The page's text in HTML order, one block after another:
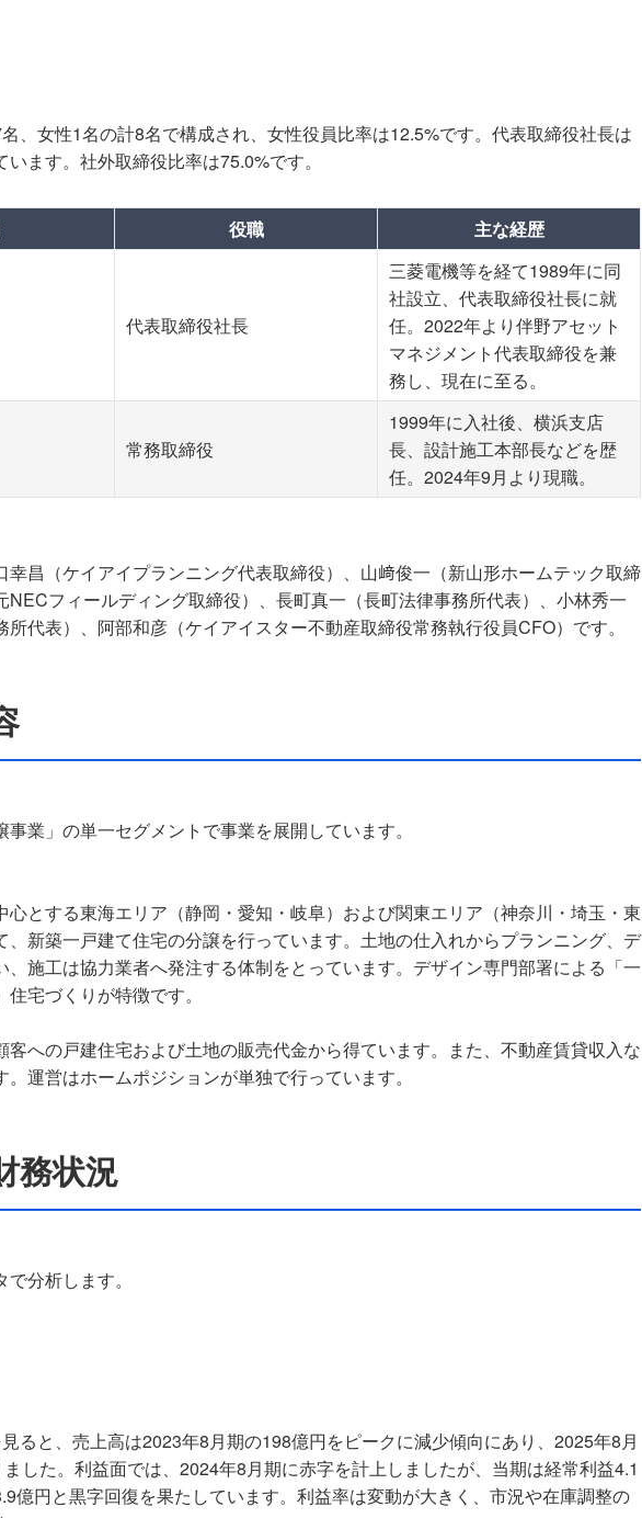
、女性1名の計8名で構成され、女性役員比率は12.5%です。代表取締役社長は
ます。社外取締役比率は75.0%です。
役職 主な経歴
代表取締役社長
三菱電機等を経て1989年に同
社設立、代表取締役社長に就
任。2022年より伴野アセット
マネジメント代表取締役を兼
務し、現在に至る。
常務取締役
1999年に入社後、横浜支店
長、設計施工本部長などを歴
任。2024年9月より現職。
幸昌（ケイアイプランニング代表取締役）、山﨑俊一（新山形ホームテック取締
NECフィールディング取締役）、長町真一（長町法律事務所代表）、小林秀一
所代表）、阿部和彦（ケイアイスター不動産取締役常務執行役員CFO）です。
業」の単一セグメントで事業を展開しています。
心とする東海エリア（静岡・愛知・岐阜）および関東エリア（神奈川・埼玉・東
、新築一戸建て住宅の分譲を行っています。土地の仕入れからプランニング、デ
、施工は協力業者へ発注する体制をとっています。デザイン専門部署による「一
宅づくりが特徴です。
客への戸建住宅および土地の販売代金から得ています。また、不動産賃貸収入な
。運営はホームポジションが単独で行っています。
務状況
分析します。
ると、売上高は2023年8月期の198億円をピークに減少傾向にあり、2025年8月
した。利益面では、2024年8月期に赤字を計上しましたが、当期は経常利益4.1
億円と黒字回復を果たしています。利益率は変動が大きく、市況や在庫調整の